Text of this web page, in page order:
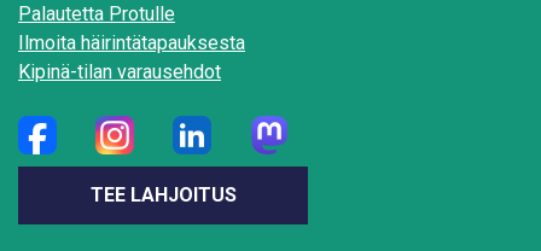
Palautetta Protulle
Ilmoita häirintätapauksesta
Kipinä-tilan varausehdot
TEE LAHJOITUS